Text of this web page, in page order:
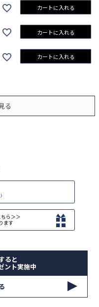
カートに入れる
カートに入れる
カートに入れる
る
ら＞＞
ます
ると
ント実施中